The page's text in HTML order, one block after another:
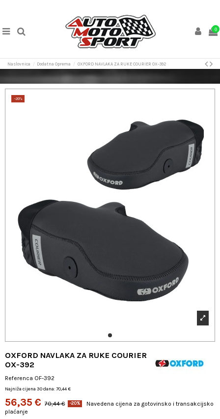
0
Naslovnica Dodatna Oprema OXFORD NAVLAKA ZA RUKE COURIER OX-392
−20%
OXFORD NAVLAKA ZA RUKE COURIER
OX-392
Referenca OF-392
Najniža cijena 30 dana: 70,44 €
56,35 € 70,44 € -20%
Navedena cijena za gotovinsko i transakcijsko
plaćanje